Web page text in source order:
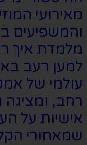
מאירועי
והמשפיעים
מלמדת איך
למען רעב
עולמי של
רחב,
אישיות על
שמאחורי